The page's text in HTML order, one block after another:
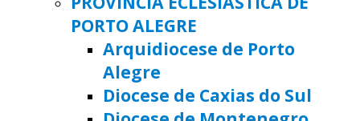
PORTO ALEGRE
Arquidiocese de Porto
Alegre
Diocese de Caxias do Sul